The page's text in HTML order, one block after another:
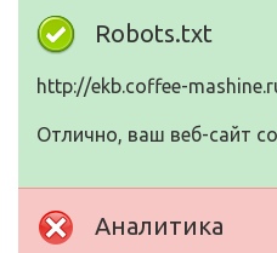
Robots.txt
http://ekb.coffee-
Отлично, ваш веб-сайт
Аналитика